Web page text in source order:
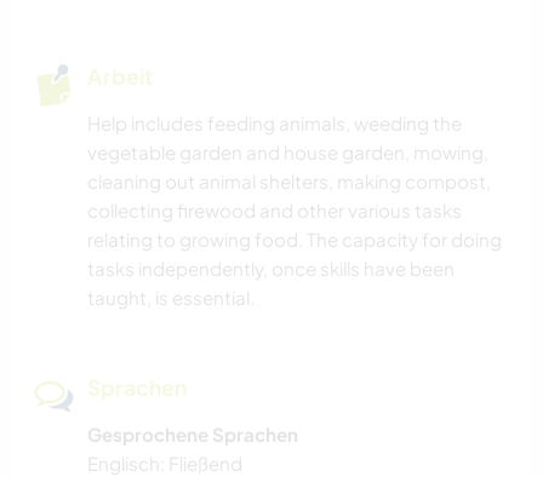
Arbeit
Help includes feeding animals, weeding the
vegetable garden and house garden, mowing,
cleaning out animal shelters, making compost,
collecting firewood and other various tasks
relating to growing food. The capacity for doing
tasks independently, once skills have been
taught, is essential.
Sprachen
Gesprochene Sprachen
Englisch: Fließend